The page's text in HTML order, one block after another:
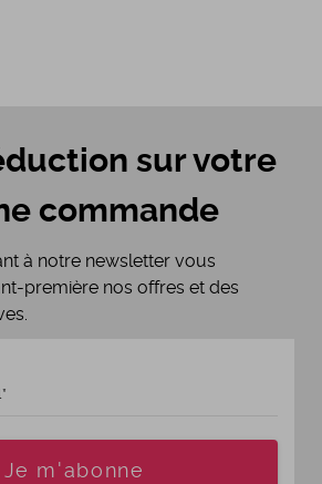
sur votre
commande
à notre newsletter vous
première nos offres et des
Je m'abonne